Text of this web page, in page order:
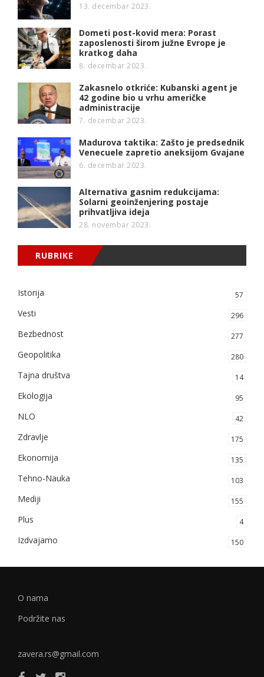
13. decembar 2023.
Dometi post-kovid mera: Porast
zaposlenosti širom južne Evrope je
kratkog daha
8. decembar 2023.
Zakasnelo otkriće: Kubanski agent je
42 godine bio u vrhu američke
administracije
7. decembar 2023.
Madurova taktika: Zašto je predsednik
Venecuele zapretio aneksijom Gvajane
6. decembar 2023.
Alternativa gasnim redukcijama:
Solarni geoinženjering postaje
prihvatljiva ideja
28. novembar 2023.
RUBRIKE
Istorija 57
Vesti 296
Bezbednost 277
Geopolitika 280
Tajna društva 14
Ekologija 95
NLO 42
Zdravlje 175
Ekonomija 135
Tehno-Nauka 103
Mediji 155
Plus 4
Izdvajamo 150
O nama
Podržite nas
zavera.rs@gmail.com